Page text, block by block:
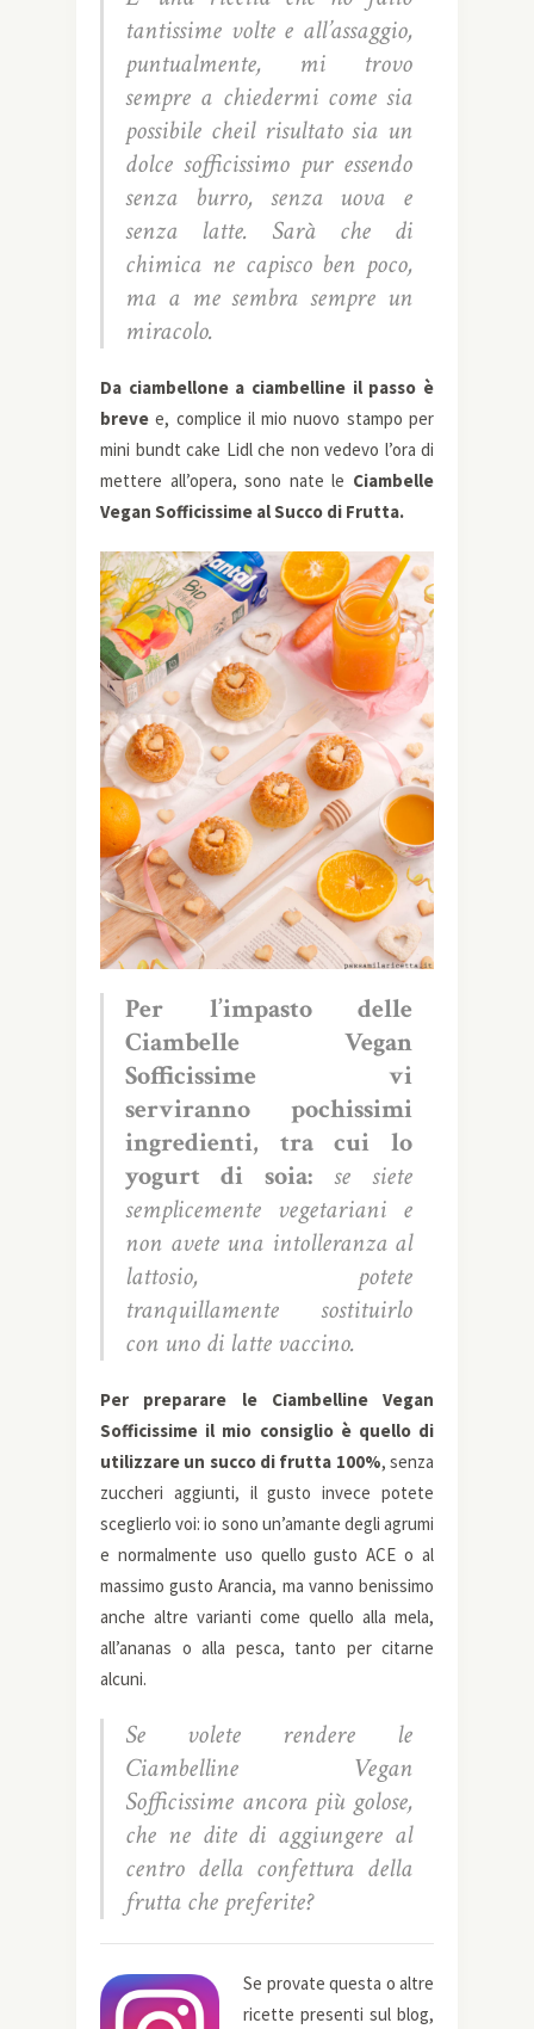
tantissime volte e all’assaggio,
puntualmente, mi trovo
sempre a chiedermi come sia
possibile cheil risultato sia un
dolce sofficissimo pur essendo
senza burro, senza uova e
senza latte. Sarà che di
chimica ne capisco ben poco,
ma a me sembra sempre un
miracolo.
Da ciambellone a ciambelline il passo è
breve e, complice il mio nuovo stampo per
mini bundt cake Lidl che non vedevo l’ora di
mettere all’opera, sono nate le Ciambelle
Vegan Sofficissime al Succo di Frutta.
Per l’impasto delle
Ciambelle Vegan
Sofficissime vi
serviranno pochissimi
ingredienti, tra cui lo
yogurt di soia:se siete
semplicemente vegetariani e
non avete una intolleranza al
lattosio, potete
tranquillamente sostituirlo
con uno di latte vaccino.
Per preparare le Ciambelline Vegan
Sofficissime il mio consiglio è quello di
utilizzare un succo di frutta 100%, senza
zuccheri aggiunti, il gusto invece potete
sceglierlo voi: io sono un’amante degli agrumi
e normalmente uso quello gusto ACE o al
massimo gusto Arancia, ma vanno benissimo
anche altre varianti come quello alla mela,
all’ananas o alla pesca, tanto per citarne
alcuni.
Se volete rendere le
Ciambelline Vegan
Sofficissime ancora più golose,
che ne dite di aggiungere al
centro della confettura della
frutta che preferite?
Se provate questa o altre
ricette presenti sul blog,